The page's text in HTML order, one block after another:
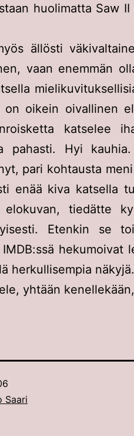
huolimatta Saw
ällösti
vaan enemmän
on oikein oivallinen
katselee
pahasti. Hyi
pari kohtausta
enää kiva katsella
tiedätte
Etenkin se
hekumoivat
herkullisempia näkyjä.
yhtään
Saari